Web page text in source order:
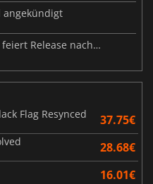
angekündigt
Forsaken Realms: Vahrin’s Call feiert Release nach 10 Jahren
Flag Resynced
37.75€
28.68€
16.01€